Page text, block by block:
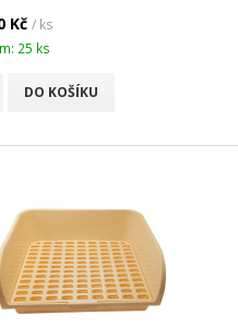
Kč/ ks
25 ks
DO KOŠÍKU